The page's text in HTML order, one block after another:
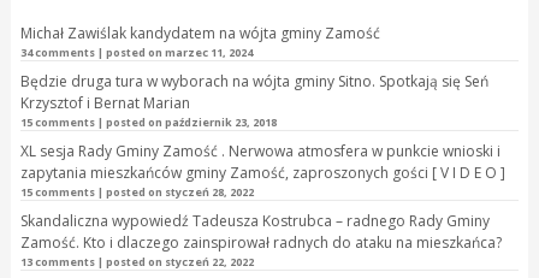
Michał Zawiślak kandydatem na wójta gminy Zamość
34 comments| posted on marzec 11, 2024
Będzie druga tura w wyborach na wójta gminy Sitno. Spotkają się Seń
Krzysztof i Bernat Marian
15 comments| posted on październik 23, 2018
XL sesja Rady Gminy Zamość . Nerwowa atmosfera w punkcie wnioski i
zapytania mieszkańców gminy Zamość, zaproszonych gości [ V I D E O ]
15 comments| posted on styczeń 28, 2022
Skandaliczna wypowiedź Tadeusza Kostrubca – radnego Rady Gminy
Zamość. Kto i dlaczego zainspirował radnych do ataku na mieszkańca?
13 comments| posted on styczeń 22, 2022